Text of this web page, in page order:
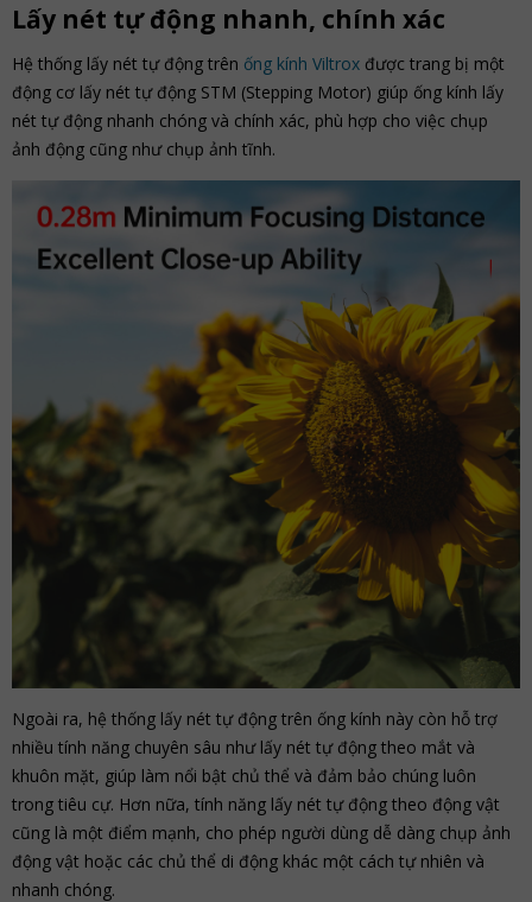
Lấy nét tự động nhanh, chính xác
Hệ thống lấy nét tự động trên ống kính Viltrox được trang bị một
động cơ lấy nét tự động STM (Stepping Motor) giúp ống kính lấy
nét tự động nhanh chóng và chính xác, phù hợp cho việc chụp
ảnh động cũng như chụp ảnh tĩnh.
Ngoài ra, hệ thống lấy nét tự động trên ống kính này còn hỗ trợ
nhiều tính năng chuyên sâu như lấy nét tự động theo mắt và
khuôn mặt, giúp làm nổi bật chủ thể và đảm bảo chúng luôn
trong tiêu cự. Hơn nữa, tính năng lấy nét tự động theo động vật
cũng là một điểm mạnh, cho phép người dùng dễ dàng chụp ảnh
động vật hoặc các chủ thể di động khác một cách tự nhiên và
nhanh chóng.